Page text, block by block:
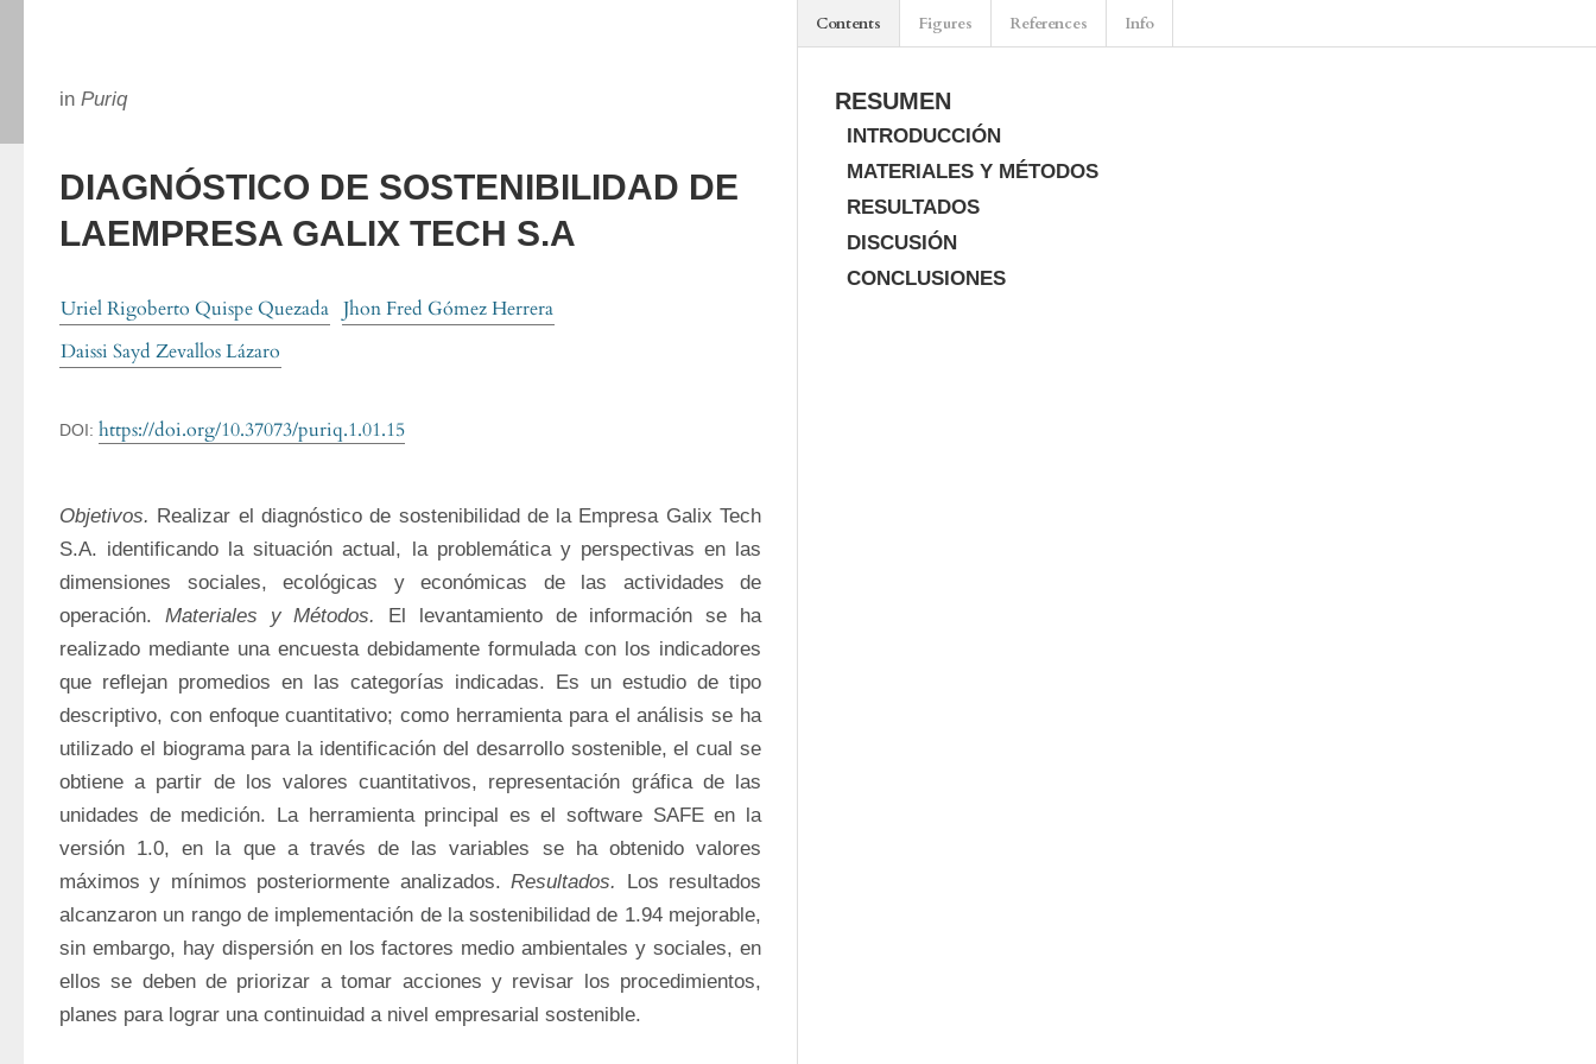
in Puriq
DIAGNÓSTICO DE SOSTENIBILIDAD DE
LAEMPRESA GALIX TECH S.A
Uriel Rigoberto Quispe Quezada Jhon Fred Gómez Herrera
Daissi Sayd Zevallos Lázaro
DOI: https://doi.org/10.37073/puriq.1.01.15
Objetivos. Realizar el diagnóstico de sostenibilidad de la Empresa Galix Tech
S.A. identificando la situación actual, la problemática y perspectivas en las
dimensiones sociales, ecológicas y económicas de las actividades de
operación. Materiales y Métodos. El levantamiento de información se ha
realizado mediante una encuesta debidamente formulada con los indicadores
que reflejan promedios en las categorías indicadas. Es un estudio de tipo
descriptivo, con enfoque cuantitativo; como herramienta para el análisis se ha
utilizado el biograma para la identificación del desarrollo sostenible, el cual se
obtiene a partir de los valores cuantitativos, representación gráfica de las
unidades de medición. La herramienta principal es el software SAFE en la
versión 1.0, en la que a través de las variables se ha obtenido valores
máximos y mínimos posteriormente analizados. Resultados. Los resultados
alcanzaron un rango de implementación de la sostenibilidad de 1.94 mejorable,
sin embargo, hay dispersión en los factores medio ambientales y sociales, en
ellos se deben de priorizar a tomar acciones y revisar los procedimientos,
planes para lograr una continuidad a nivel empresarial sostenible.
RESUMEN
INTRODUCCIÓN
MATERIALES Y MÉTODOS
RESULTADOS
DISCUSIÓN
CONCLUSIONES
Contents Figures References Info